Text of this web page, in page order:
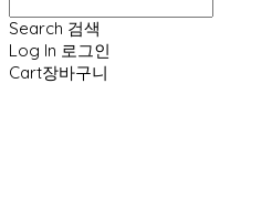
Search 검색
Log In 로그인
Cart장바구니